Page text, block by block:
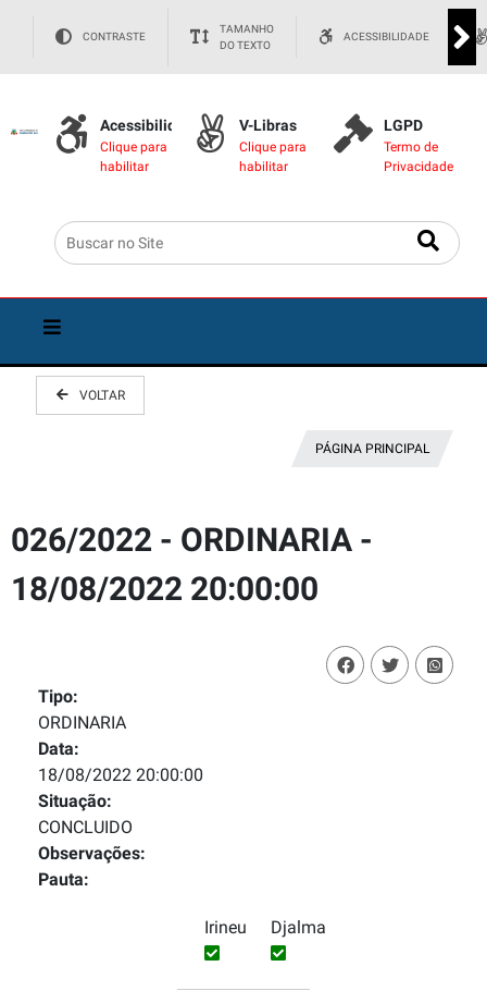
CONTRASTE
TAMANHO
DO TEXTO
ACESSIBILIDADE
Acessibilidade
Clique para
habilitar
V-Libras
Clique para
habilitar
LGPD
Termo de
Privacidade
VOLTAR
PÁGINA PRINCIPAL
026/2022 - ORDINARIA -
18/08/2022 20:00:00
Tipo:
ORDINARIA
Data:
18/08/2022 20:00:00
Situação:
CONCLUIDO
Observações:
Pauta:
Irineu Djalma